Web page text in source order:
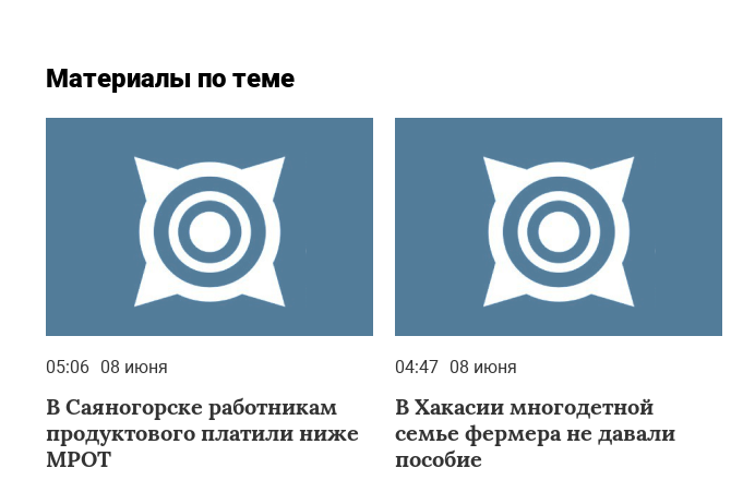
Материалы по теме
05:06 08 июня
В Саяногорске работникам
продуктового платили ниже
МРОТ
04:47 08 июня
В Хакасии многодетной
семье фермера не давали
пособие